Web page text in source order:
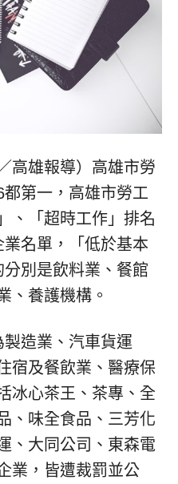
高雄報導）高雄市勞
第一，高雄市勞工
、「超時工作」排名
名單，「低於基本
別是飲料業、餐館
、養護機構。
製造業、汽車貨運
宿及餐飲業、醫療保
冰心茶王、茶專、全
、味全食品、三芳化
、大同公司、東森電
業，皆遭裁罰並公